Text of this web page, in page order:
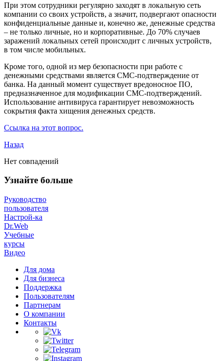
При этом сотрудники регулярно заходят в локальную сеть
компании со своих устройств, а значит, подвергают опасности
конфиденциальные данные и, конечно же, денежные средства
– не только личные, но и корпоративные. До 70% случаев
заражений локальных сетей происходит с личных устройств,
в том числе мобильных.
Кроме того, одной из мер безопасности при работе с
денежными средствами является СМС-подтверждение от
банка. На данный момент существует вредоносное ПО,
предназначенное для модификации СМС-подтверждений.
Использование антивируса гарантирует невозможность
сокрытия факта хищения денежных средств.
Ссылка на этот вопрос.
Назад
Нет совпадений
Узнайте больше
Руководство
пользователя
Настрой-ка
Dr.Web
Учебные
курсы
Видео
Для дома
Для бизнеса
Поддержка
Пользователям
Партнерам
О компании
Контакты